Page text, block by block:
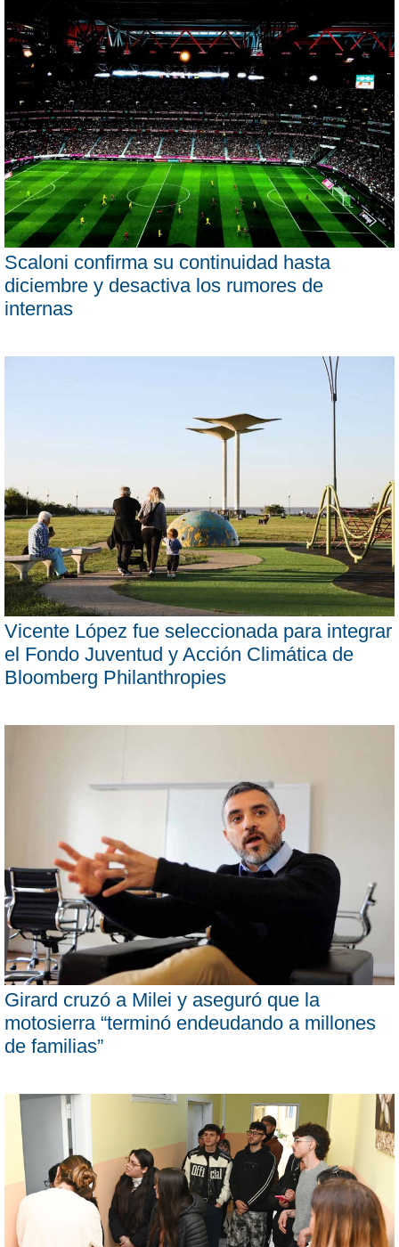
Scaloni confirma su continuidad hasta
diciembre y desactiva los rumores de
internas
Vicente López fue seleccionada para integrar
el Fondo Juventud y Acción Climática de
Bloomberg Philanthropies
Girard cruzó a Milei y aseguró que la
motosierra “terminó endeudando a millones
de familias”